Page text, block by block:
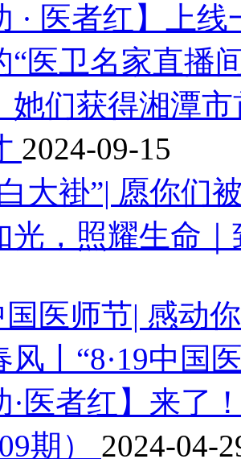
· 医者红】上
“医卫名家直播
她们获得湘潭
2024-09-15
大褂”| 愿你们
光，照耀生命
国医师节| 感动
风丨“8·19中国
·医者红】来了
期） 2024-04-